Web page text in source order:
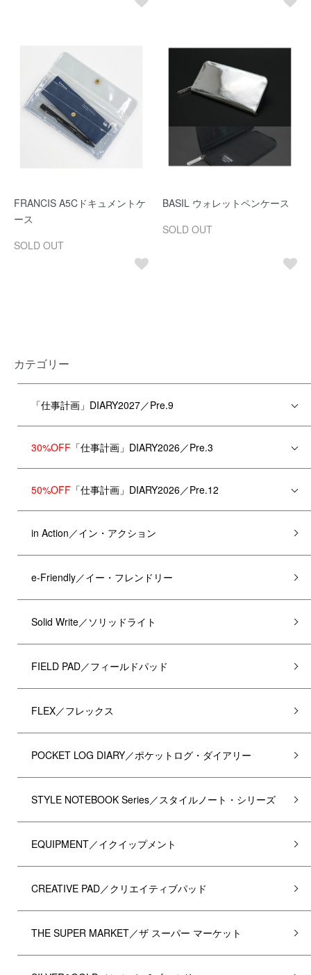
FRANCIS A5Cドキュメントケ
ース
SOLD OUT
BASIL ウォレットペンケース
SOLD OUT
カテゴリー
「仕事計画」DIARY2027／Pre.9
30%OFF 「仕事計画」DIARY2026／Pre.3
50%OFF 「仕事計画」DIARY2026／Pre.12
in Action／イン・アクション
e-Friendly／イー・フレンドリー
Solid Write／ソリッドライト
FIELD PAD／フィールドパッド
FLEX／フレックス
POCKET LOG DIARY／ポケットログ・ダイアリー
STYLE NOTEBOOK Series／スタイルノート・シリーズ
EQUIPMENT／イクイップメント
CREATIVE PAD／クリエイティブパッド
THE SUPER MARKET／ザ スーパー マーケット